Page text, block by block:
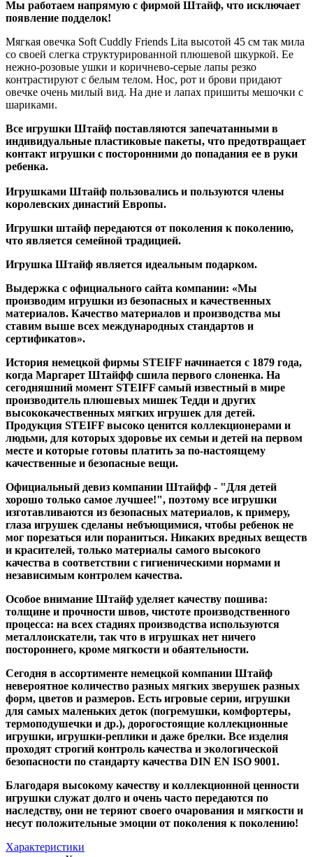
Мы работаем напрямую с фирмой Штайф, что исключает
появление подделок!
Мягкая овечка Soft Cuddly Friends Lita высотой 45 см так мила
со своей слегка структурированной плюшевой шкуркой. Ее
нежно-розовые ушки и коричнево-серые лапы резко
контрастируют с белым телом. Нос, рот и брови придают
овечке очень милый вид. На дне и лапах пришиты мешочки с
шариками.
Все игрушки Штайф поставляются запечатанными в
индивидуальные пластиковые пакеты, что предотвращает
контакт игрушки с посторонними до попадания ее в руки
ребенка.
Игрушками Штайф пользовались и пользуются члены
королевских династий Европы.
Игрушки штайф передаются от поколения к поколению,
что является семейной традицией.
Игрушка Штайф является идеальным подарком.
Выдержка с официального сайта компании: «Мы
производим игрушки из безопасных и качественных
материалов. Качество материалов и производства мы
ставим выше всех международных стандартов и
сертификатов».
История немецкой фирмы STEIFF начинается с 1879 года,
когда Маргарет Штайфф сшила первого слоненка. На
сегодняшний момент STEIFF самый известный в мире
производитель плюшевых мишек Тедди и других
высококачественных мягких игрушек для детей.
Продукция STEIFF высоко ценится коллекционерами и
людьми, для которых здоровье их семьи и детей на первом
месте и которые готовы платить за по-настоящему
качественные и безопасные вещи.
Официальный девиз компании Штайфф - "Для детей
хорошо только самое лучшее!", поэтому все игрушки
изготавливаются из безопасных материалов, к примеру,
глаза игрушек сделаны небъющимися, чтобы ребенок не
мог порезаться или пораниться. Никаких вредных веществ
и красителей, только материалы самого высокого
качества в соответствии с гигиеническими нормами и
независимым контролем качества.
Особое внимание Штайф уделяет качеству пошива:
толщине и прочности швов, чистоте производственного
процесса: на всех стадиях производства используются
металлоискатели, так что в игрушках нет ничего
постороннего, кроме мягкости и обаятельности.
Сегодня в ассортименте немецкой компании Штайф
невероятное количество разных мягких зверушек разных
форм, цветов и размеров. Есть игровые серии, игрушки
для самых маленьких деток (погремушки, комфортеры,
термоподушечки и др.), дорогостоящие коллекционные
игрушки, игрушки-реплики и даже брелки. Все изделия
проходят строгий контроль качества и экологической
безопасности по стандарту качества DIN EN ISO 9001.
Благодаря высокому качеству и коллекционной ценности
игрушки служат долго и очень часто передаются по
наследству, они не теряют своего очарования и мягкости и
несут положительные эмоции от поколения к поколению!
Характеристики